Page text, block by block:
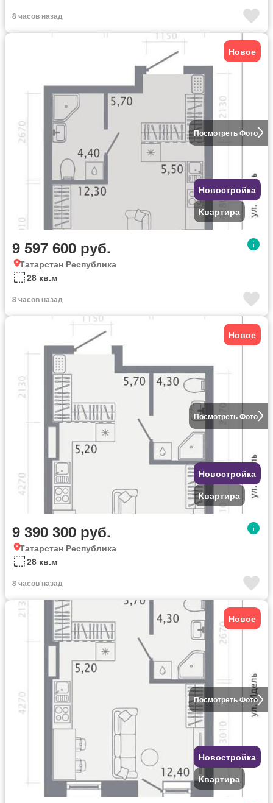
8 часов назад
Посмотреть Фото
Новое
Новостройка
Квартира
9 597 600 руб.
Татарстан Республика
28 кв.м
8 часов назад
Посмотреть Фото
Новое
Новостройка
Квартира
9 390 300 руб.
Татарстан Республика
28 кв.м
8 часов назад
Посмотреть Фото
Новое
Новостройка
Квартира